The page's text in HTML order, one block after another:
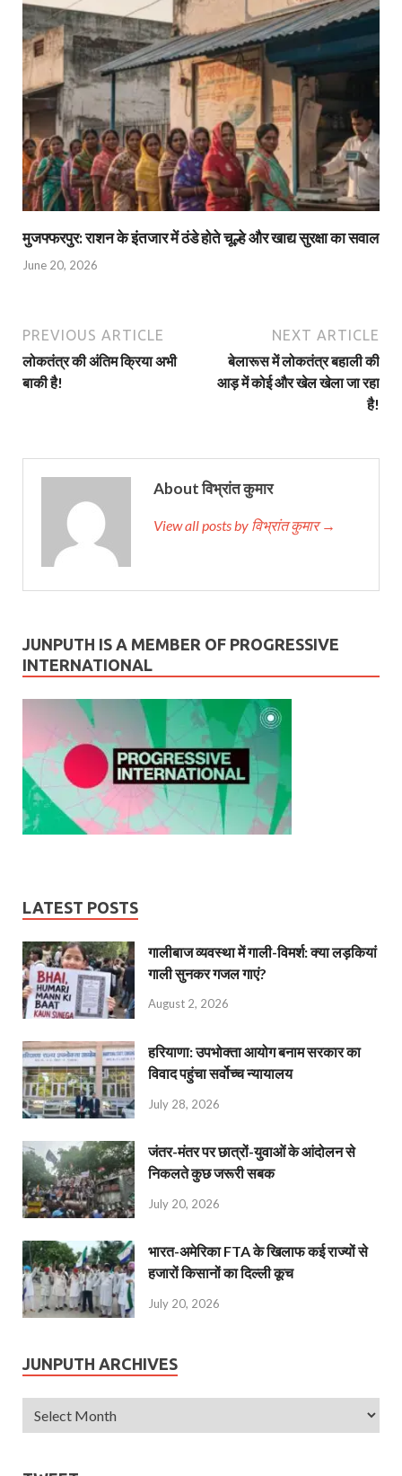
मुजफ्फरपुर: राशन के इंतजार में ठंडे होते चूल्हे और खाद्य सुरक्षा का सवाल
June 20, 2026
PREVIOUS ARTICLE
लोकतंत्र की अंतिम क्रिया अभी
बाकी है!
NEXT ARTICLE
बेलारूस में लोकतंत्र बहाली की
आड़ में कोई और खेल खेला जा रहा
है!
About विभ्रांत कुमार
View all posts by विभ्रांत कुमार →
JUNPUTH IS A MEMBER OF PROGRESSIVE
INTERNATIONAL
LATEST POSTS
गालीबाज व्‍यवस्‍था में गाली-विमर्श: क्या लड़कियां
गाली सुनकर गजल गाएं?
August 2, 2026
हरियाणा: उपभोक्ता आयोग बनाम सरकार का
विवाद पहुंचा सर्वोच्च न्यायालय
July 28, 2026
जंतर-मंतर पर छात्रों-युवाओं के आंदोलन से
निकलते कुछ जरूरी सबक
July 20, 2026
भारत-अमेरिका FTA के खिलाफ कई राज्यों से
हजारों किसानों का दिल्ली कूच
July 20, 2026
JUNPUTH ARCHIVES